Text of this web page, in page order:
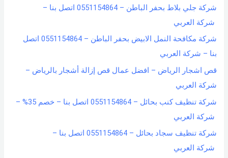
شركة جلي بلاط بحفر الباطن – 0551154864 اتصل بنا –
شركة العربي
شركة مكافحة النمل الابيض بحفر الباطن – 0551154864 اتصل
بنا – شركة العربي
قص اشجار الرياض – افضل عمال قص إزالة أشجار بالرياض –
شركة العربي
شركة تنظيف كنب بحائل – 0551154864 اتصل بنا – خصم 35% –
شركة العربي
شركة تنظيف سجاد بحائل – 0551154864 اتصل بنا –
شركة العربي